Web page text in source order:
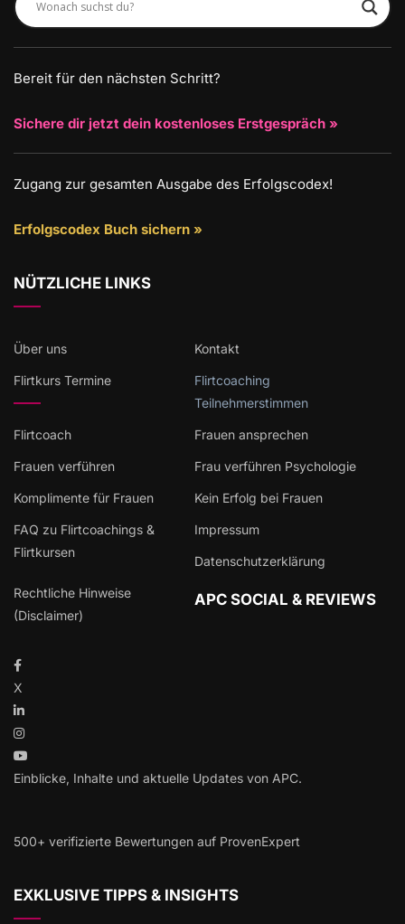
Bereit für den nächsten Schritt?
Sichere dir jetzt dein kostenloses Erstgespräch »
Zugang zur gesamten Ausgabe des Erfolgscodex!
Erfolgscodex Buch sichern »
NÜTZLICHE LINKS
Über uns Kontakt
Flirtkurs Termine
Flirtcoaching
Teilnehmerstimmen
Flirtcoach Frauen ansprechen
Frauen verführen Frau verführen Psychologie
Komplimente für Frauen Kein Erfolg bei Frauen
FAQ zu Flirtcoachings &
Flirtkursen
Impressum
Datenschutzerklärung
Rechtliche Hinweise
(Disclaimer)
APC SOCIAL & REVIEWS
X
Einblicke, Inhalte und aktuelle Updates von APC.
500+ verifizierte Bewertungen auf ProvenExpert
EXKLUSIVE TIPPS & INSIGHTS